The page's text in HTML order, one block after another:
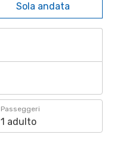
Sola andata
Passeggeri
1 adulto